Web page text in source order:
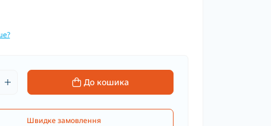
До кошика
Швидке замовлення